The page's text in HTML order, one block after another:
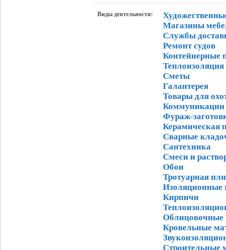
Виды деятельности:
Магазины
Службы
Ремонт судов
Контейнерные
Теплоизоляция
Сметы
Галантерея
Товары для
Коммуникации
Фураж-
Керамическая
Сварные
Сантехника
Смеси и
Обои
Тротуарная
Изоляционные
Кирпичи
Облицовочные
Кровельные
Строительные